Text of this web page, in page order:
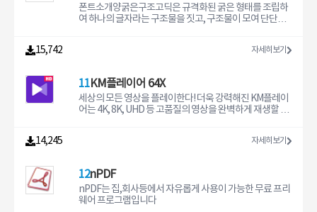
폰트소개양굵은구조고딕은 규격화된 굵은 형태를 조립하
여 하나의 글자라는 구조물을 짓고, 구조물이 모여 단단하
로만 '디자인시안'의 범위 안에서 확인할 수 있으며, 이외의
자 및 상업적인 용도나 기업 프로모션 목적으로 활용하는
것은 정식구매 또는 계약 이후 가능합니다.참고사항양요나
폰트는 모바일 기기의 설치를 허가 하지 않습니다.유료로
판매하는 것은 엄격히 금지하며 폰트 수정은 어느 경우에
된 무료 폰트에 한정하여 배포하고 있습니다.본 페이지에
닐 수 있습니다.폰트와 관련된 자세한 사항 및 상업적 사용
에 대한 상세 정보는 개발자에 직접 문의하시길 바랍니다.
자동설치형 폰트(EXE)는 다운로드 후 해당 파일을 실행하
시면 자동 설치됩니다.Windows XP는 수동설치 폰트는 다
15,742 자세히보기
11 KM플레이어 64X
세상의 모든 영상을 플레이한다! 더욱 강력해진 KM플레이
어는 4K, 8K, UHD 등 고품질의 영상을 완벽하게 재생할 수
14,245
자세히보기
12nPDF
nPDF는 집,회사등에서 자유롭게 사용이 가능한 무료 프리
웨어 프로그램입니다